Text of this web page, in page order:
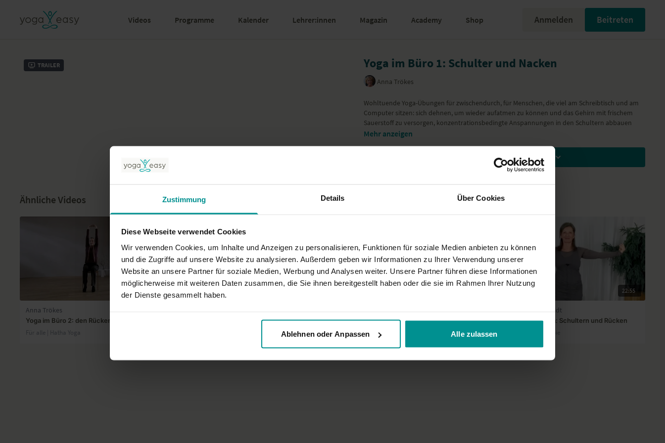
Zustimmung Details Über Cookies
Diese Webseite verwendet Cookies
Wir verwenden Cookies, um Inhalte und Anzeigen zu personalisieren, Funktionen für soziale Medien anbieten zu können
und die Zugriffe auf unsere Website zu analysieren. Außerdem geben wir Informationen zu Ihrer Verwendung unserer
Website an unsere Partner für soziale Medien, Werbung und Analysen weiter. Unsere Partner führen diese Informationen
möglicherweise mit weiteren Daten zusammen, die Sie ihnen bereitgestellt haben oder die sie im Rahmen Ihrer Nutzung
der Dienste gesammelt haben.
Ablehnen oder Anpassen Alle zulassen
Videos Programme Kalender Lehrer:innen Magazin Academy Shop Anmelden Beitreten
Trailer Yoga im Büro 1: Schulter und Nacken
Anna Trökes
Wohltuende Yoga-Übungen für zwischendurch, für Menschen, die viel am Schreibtisch und am
Computer sitzen: sich dehnen, um wieder aufatmen zu können und das Gehirn mit frischem
Sauerstoff zu versorgen, konzentrationsbedingte Anspannungen in den Schultern abbauen
Mehr anzeigen
Zum Ansehen Mitglied werden
Ähnliche Videos
Anna Trökes
Yoga im Büro 2: den Rücken entspannen
Für alle | Hatha Yoga
Yoga am Arbeitsplatz: Ausgleich für Körper
Yin Yoga fürs Büro
Für alle | Yin Yoga
22:55
Luna (Lucia) Schmidt
Homeoffice-Yoga: Schultern und Rücken